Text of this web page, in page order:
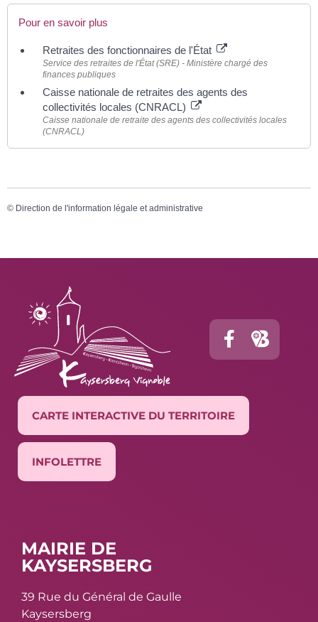
Pour en savoir plus
Retraites des fonctionnaires de l'État
Service des retraites de l'État (SRE) - Ministère chargé des
finances publiques
Caisse nationale de retraites des agents des
collectivités locales (CNRACL)
Caisse nationale de retraite des agents des collectivités locales
(CNRACL)
© Direction de l'information légale et administrative
CARTE INTERACTIVE DU TERRITOIRE
INFOLETTRE
MAIRIE DE
KAYSERSBERG
39 Rue du Général de Gaulle
Kaysersberg